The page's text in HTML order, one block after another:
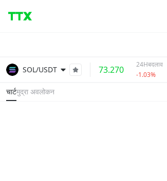
SOL/USDT 73.270
24Hबदलाव
-1.03%
चार्टमुद्रा अवलोकन